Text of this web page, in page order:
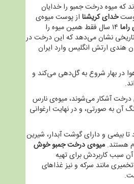
که میوه درخت جمبو را خدایان
خدای کریشنا از پوست میوه‌ی
۱۴ سال فقط همین میوه را
نشان می‌دهد که این درخت در
هندی ارتش انگلیس وارد ایران
در بهار شروع به گل‌دهی می‌کند و
درخت آشکار می‌شوند، میوه‌ی نارس
آن به صورتی، و در نهایت ارغوانی
تا بیضی و دارای گوشت آبدار، شیرین
هستند. میوه‌ی درخت جمبو خوش
سبب کاربردش برای تهیه
مانند سرکه و نیز غذاهای